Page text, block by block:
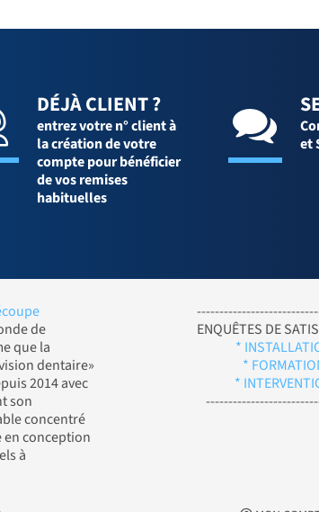
DÉJÀ CLIENT ?
entrez votre n° client à
la création de votre
compte pour bénéficier
de vos remises
habituelles
et
de
que la
dentaire»
2014 avec
son
concentré
conception
à
ENQUÊTES DE
*
*
*